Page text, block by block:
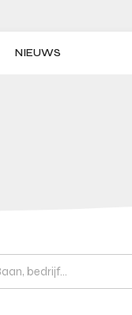
NIEUWS